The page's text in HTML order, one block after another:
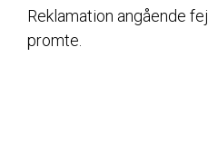
Reklamation angående
promte.